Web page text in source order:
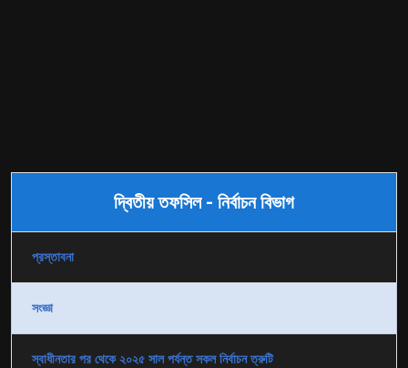
দ্বিতীয় তফসিল - নির্বাচন বিভাগ
প্রস্তাবনা
সংজ্ঞা
স্বাধীনতার পর থেকে ২০২৫ সাল পর্যন্ত সকল নির্বাচন ত্রুটি